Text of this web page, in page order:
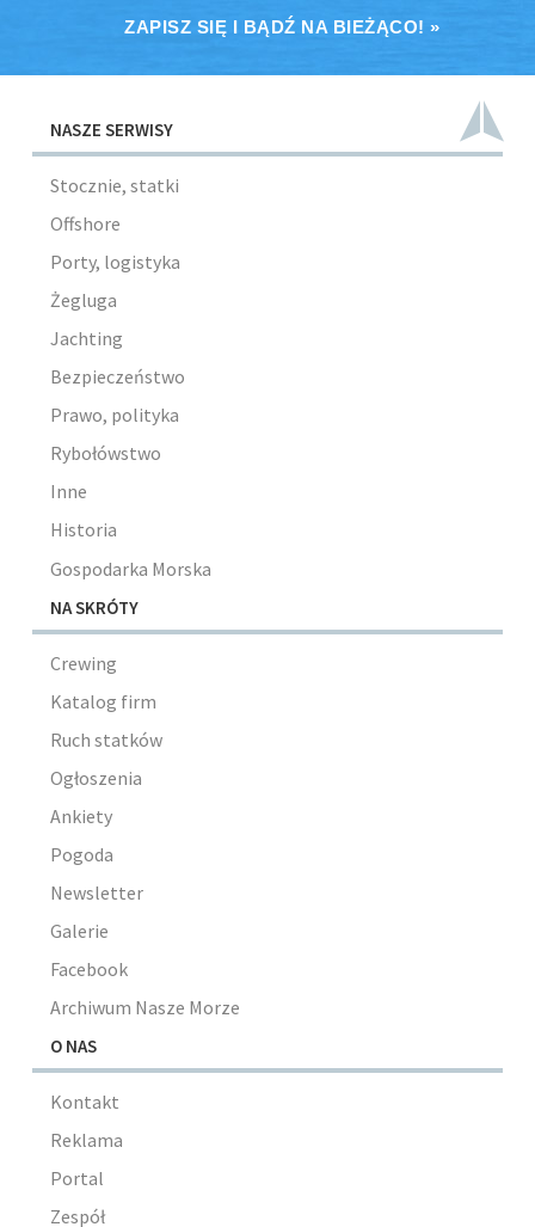
ZAPISZ SIĘ I BĄDŹ NA BIEŻĄCO! »
NASZE SERWISY
Stocznie, statki
Offshore
Porty, logistyka
Żegluga
Jachting
Bezpieczeństwo
Prawo, polityka
Rybołówstwo
Inne
Historia
Gospodarka Morska
NA SKRÓTY
Crewing
Katalog firm
Ruch statków
Ogłoszenia
Ankiety
Pogoda
Newsletter
Galerie
Facebook
Archiwum Nasze Morze
O NAS
Kontakt
Reklama
Portal
Zespół